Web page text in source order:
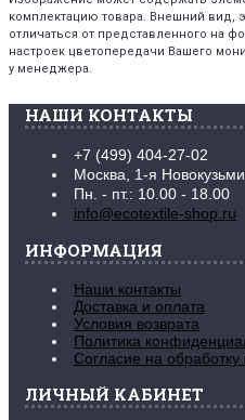
комплектацию товара. Внешний вид,
отличаться от представленного на
настроек цветопередачи Вашего
у менеджера.
НАШИ КОНТАКТЫ
+7 (499) 404-27-02
Москва, 1-я
Пн. - пт.: 10.00 - 18.00
info@ecotextile-shop.ru
ИНФОРМАЦИЯ
Наши контакты
Доставка и оплата
Условия возврата
Политика
Согласие на
ЛИЧНЫЙ КАБИНЕТ